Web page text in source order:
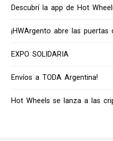
Descubrí la app de Hot
¡HWArgento abre las
EXPO SOLIDARIA
Envíos a TODA Argentina!
Hot Wheels se lanza a las